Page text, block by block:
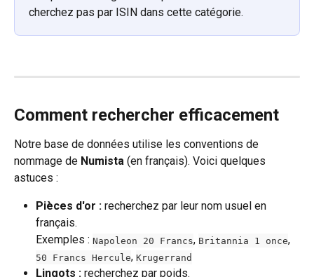
cherchez pas par ISIN dans cette catégorie.
Comment rechercher efficacement
Notre base de données utilise les conventions de
nommage de Numista (en français). Voici quelques
astuces :
Pièces d'or : recherchez par leur nom usuel en
français.
Exemples : Napoleon 20 Francs, Britannia 1 once,
50 Francs Hercule, Krugerrand
Lingots : recherchez par poids.